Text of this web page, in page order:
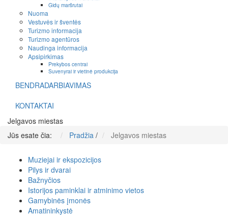
Gidų maršrutai
Nuoma
Vestuvės ir šventės
Turizmo informacija
Turizmo agentūros
Naudinga informacija
Apsipirkimas
Prekybos centrai
Suvenyrai ir vietinė produkcija
BENDRADARBIAVIMAS
KONTAKTAI
Jelgavos miestas
Jūs esate čia:
Pradžia / Jelgavos miestas
Muziejai ir ekspozicijos
Pilys ir dvarai
Bažnyčios
Istorijos paminklai ir atminimo vietos
Gamybinės įmonės
Amatininkystė